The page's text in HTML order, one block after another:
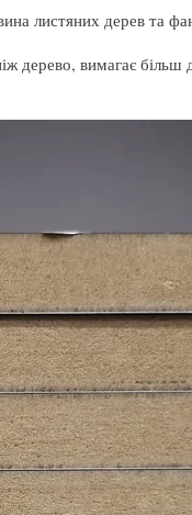
листяних дерев та
вимагає більш